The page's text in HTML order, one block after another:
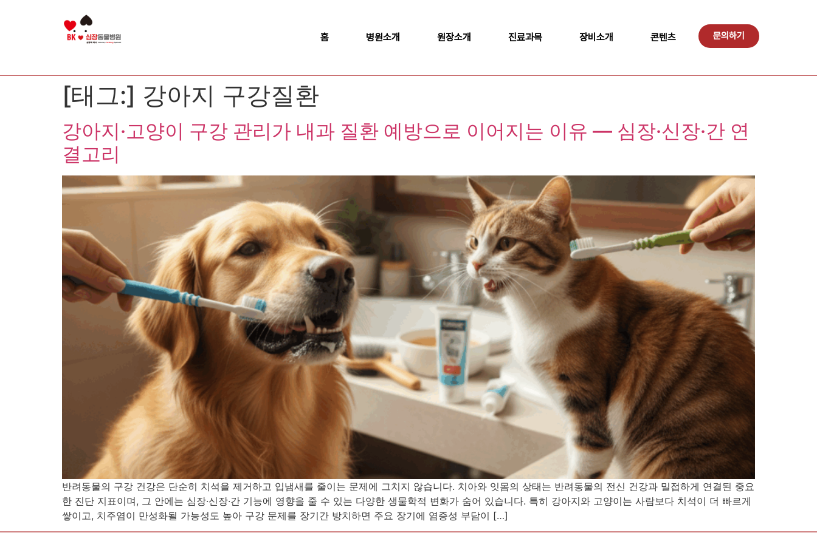
홈 병원소개 원장소개 진료과목 장비소개 콘텐츠 문의하기
[태그:] 강아지 구강질환
강아지·고양이 구강 관리가 내과 질환 예방으로 이어지는 이유 — 심장·신장·간 연
결고리
반려동물의 구강 건강은 단순히 치석을 제거하고 입냄새를 줄이는 문제에 그치지 않습니다. 치아와 잇몸의 상태는 반려동물의 전신 건강과 밀접하게 연결된 중요
한 진단 지표이며, 그 안에는 심장·신장·간 기능에 영향을 줄 수 있는 다양한 생물학적 변화가 숨어 있습니다. 특히 강아지와 고양이는 사람보다 치석이 더 빠르게
쌓이고, 치주염이 만성화될 가능성도 높아 구강 문제를 장기간 방치하면 주요 장기에 염증성 부담이 […]